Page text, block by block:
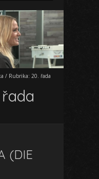
/ Rubrika: 20. řada
(DIE